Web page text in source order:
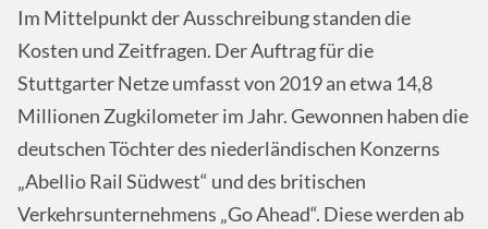
Im Mittelpunkt der Ausschreibung standen die
Kosten und Zeitfragen. Der Auftrag für die
Stuttgarter Netze umfasst von 2019 an etwa 14,8
Millionen Zugkilometer im Jahr. Gewonnen haben die
deutschen Töchter des niederländischen Konzerns
„Abellio Rail Südwest“ und des britischen
Verkehrsunternehmens „Go Ahead“. Diese werden ab